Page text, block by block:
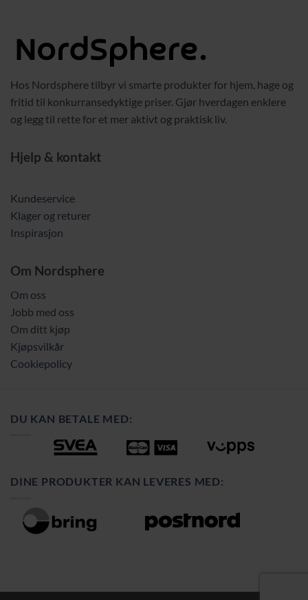
Hos Nordsphere tilbyr vi smarte produkter for hjem, hage og
fritid til konkurransedyktige priser. Gjør hverdagen enklere
og legg til rette for et mer aktivt og praktisk liv.
Hjelp & kontakt
Kundeservice
Klager og returer
Inspirasjon
Om Nordsphere
Om oss
Jobb med oss
Om ditt kjøp
Kjøpsvilkår
Cookiepolicy
DU KAN BETALE MED:
DINE PRODUKTER KAN LEVERES MED: